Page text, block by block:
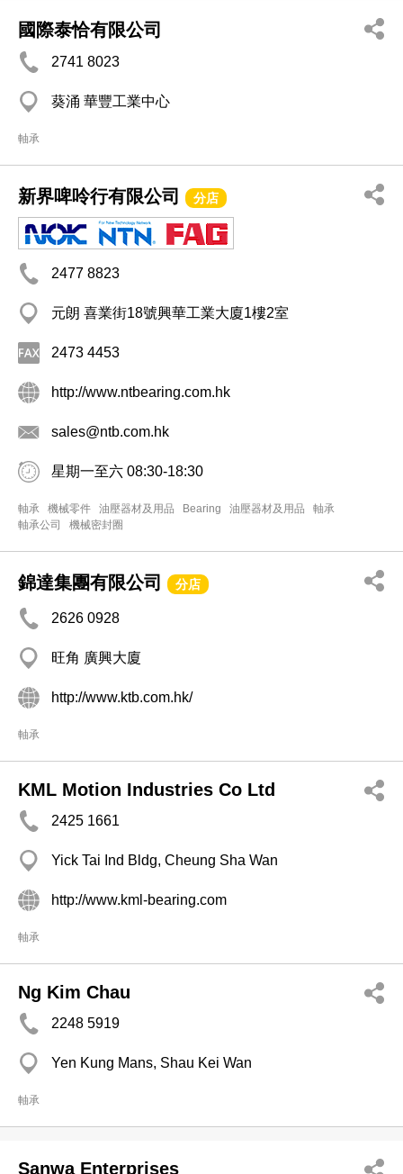
國際泰恰有限公司
2741 8023
葵涌 華豐工業中心
軸承
新界啤呤行有限公司 分店
2477 8823
元朗 喜業街18號興華工業大廈1樓2室
2473 4453
http://www.ntbearing.com.hk
sales@ntb.com.hk
星期一至六 08:30-18:30
軸承 機械零件 油壓器材及用品 Bearing 油壓器材及用品
軸承
軸承公司
機械密封圈
錦達集團有限公司 分店
2626 0928
旺角 廣興大廈
http://www.ktb.com.hk/
軸承
KML Motion Industries Co Ltd
2425 1661
Yick Tai Ind Bldg, Cheung Sha Wan
http://www.kml-bearing.com
軸承
Ng Kim Chau
2248 5919
Yen Kung Mans, Shau Kei Wan
軸承
Sanwa Enterprises